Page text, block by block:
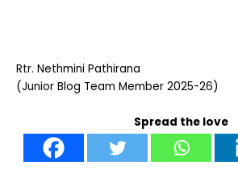
Rtr. Nethmini Pathirana
(Junior Blog Team Member 2025-26)
Spread the love